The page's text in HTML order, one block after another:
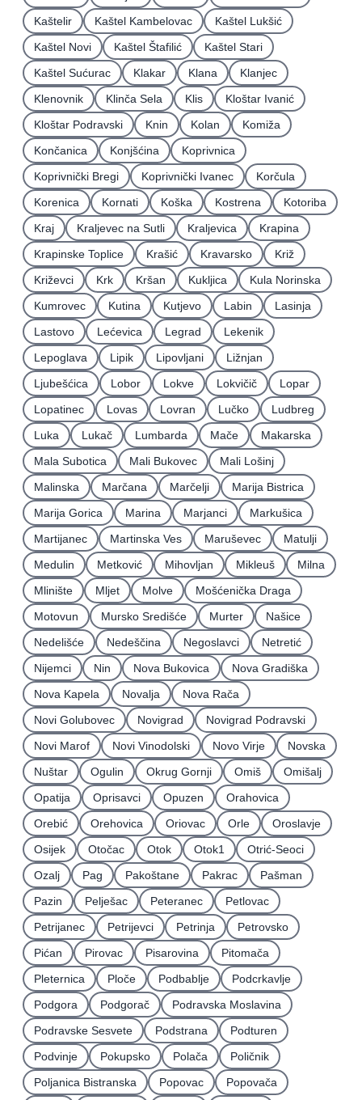
Kaštelir
Kaštel Kambelovac
Kaštel Lukšić
Kaštel Novi
Kaštel Štafilić
Kaštel Stari
Kaštel Sućurac
Klakar Klana
Klanjec
Klenovnik
Klinča Sela Klis
Kloštar Ivanić
Kloštar Podravski
Knin Kolan
Komiža
Končanica
Konjšćina
Koprivnica
Koprivnički Bregi
Koprivnički Ivanec
Korčula
Korenica
Kornati Koška Kostrena
Kotoriba
Kraj
Kraljevec na Sutli Kraljevica
Krapina
Krapinske Toplice
Krašić Kravarsko
Križ
Križevci
Krk Kršan Kukljica
Kula Norinska
Kumrovec
Kutina Kutjevo Labin
Lasinja
Lastovo
Lećevica Legrad
Lekenik
Lepoglava
Lipik Lipovljani
Ližnjan
Ljubešćica
Lobor Lokve Lokvičič
Lopar
Lopatinec
Lovas Lovran Lučko
Ludbreg
Luka
Lukač Lumbarda Mače
Makarska
Mala Subotica
Mali Bukovec
Mali Lošinj
Malinska
Marčana Marčelji
Marija Bistrica
Marija Gorica
Marina Marjanci
Markušica
Martijanec
Martinska Ves Maruševec
Matulji
Medulin
Metković Mihovljan Mikleuš
Milna
Mlinište
Mljet Molve
Mošćenička Draga
Motovun
Mursko Središće Murter
Našice
Nedelišće
Nedeščina Negoslavci
Netretić
Nijemci
Nin Nova Bukovica
Nova Gradiška
Nova Kapela
Novalja
Nova Rača
Novi Golubovec
Novigrad
Novigrad Podravski
Novi Marof
Novi Vinodolski Novo Virje
Novska
Nuštar
Ogulin Okrug Gornji Omiš
Omišalj
Opatija
Oprisavci Opuzen
Orahovica
Orebić
Orehovica Oriovac Orle
Oroslavje
Osijek
Otočac Otok Otok1
Otrić-Seoci
Ozalj
Pag Pakoštane Pakrac
Pašman
Pazin
Pelješac Peteranec
Petlovac
Petrijanec
Petrijevci Petrinja
Petrovsko
Pićan
Pirovac Pisarovina
Pitomača
Pleternica
Ploče Podbablje
Podcrkavlje
Podgora
Podgorač
Podravska Moslavina
Podravske Sesvete
Podstrana
Podturen
Podvinje
Pokupsko Polača
Poličnik
Poljanica Bistranska
Popovac
Popovača